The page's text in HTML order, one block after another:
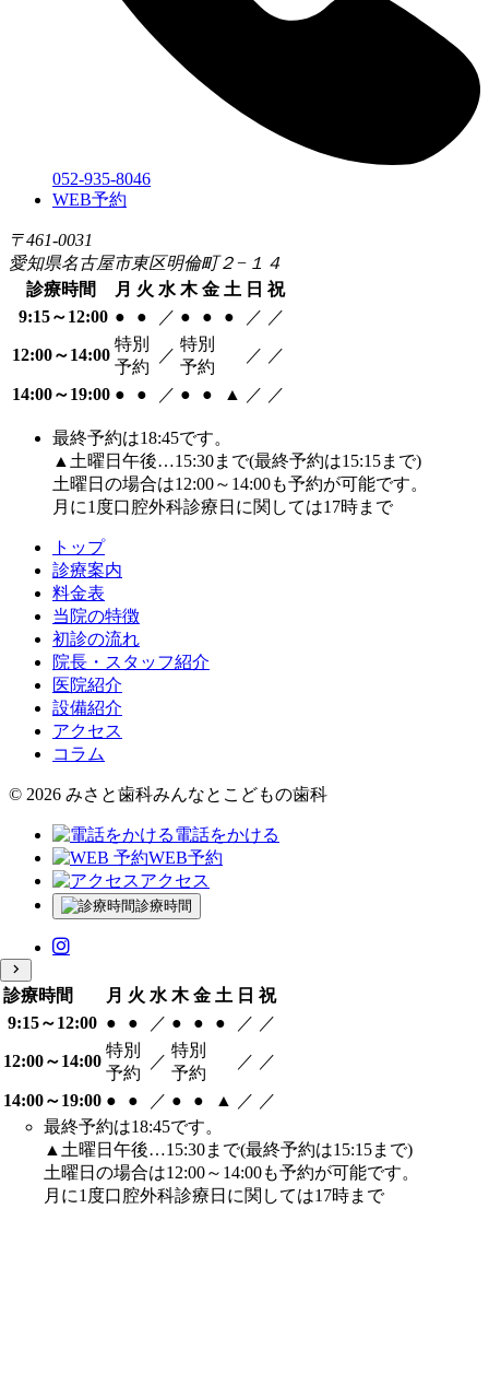
052-935-8046
WEB予約
〒461-0031
愛知県名古屋市東区明倫町２−１４
診療時間
月 火 水 木 金 土 日 祝
9:15～12:00 ● ● ／ ● ● ● ／ ／
12:00～14:00
特別
予約
／
特別
予約
／ ／
14:00～19:00 ● ● ／ ● ● ▲ ／ ／
最終予約は18:45です。
▲土曜日午後…15:30まで(最終予約は15:15まで)
土曜日の場合は12:00～14:00も予約が可能です。
月に1度口腔外科診療日に関しては17時まで
トップ
診療案内
料金表
当院の特徴
初診の流れ
院長・スタッフ紹介
医院紹介
設備紹介
アクセス
コラム
© 2026 みさと歯科みんなとこどもの歯科
電話をかける
WEB予約
アクセス
診療時間
診療時間 月 火 水 木 金 土 日 祝
9:15～12:00 ● ● ／ ● ● ● ／ ／
12:00～14:00
特別
予約
／
特別
予約
／ ／
14:00～19:00 ● ● ／ ● ● ▲ ／ ／
最終予約は18:45です。
▲土曜日午後…15:30まで(最終予約は15:15まで)
土曜日の場合は12:00～14:00も予約が可能です。
月に1度口腔外科診療日に関しては17時まで